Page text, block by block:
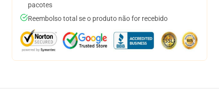
pacotes
Reembolso total se o produto não for recebido